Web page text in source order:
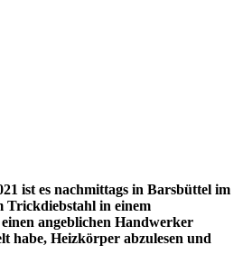
ist es nachmittags in Barsbüttel im
Trickdiebstahl in einem
angeblichen Handwerker
habe, Heizkörper abzulesen und